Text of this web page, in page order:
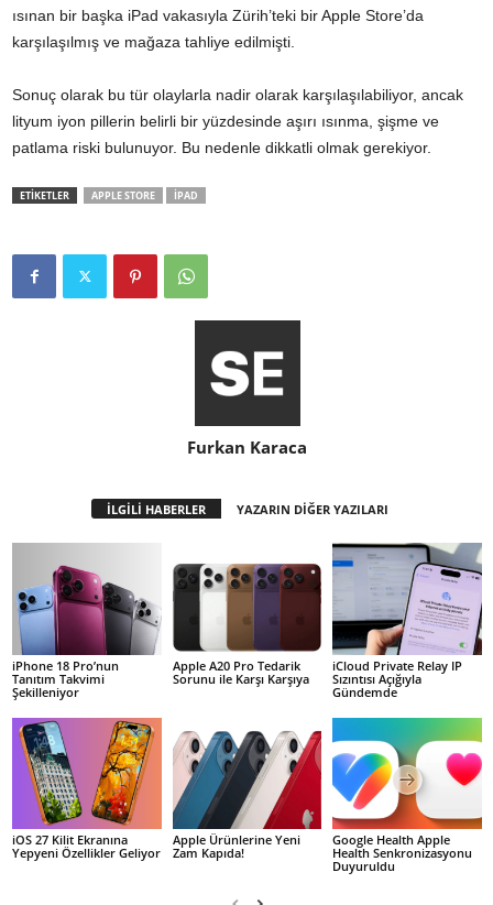
ısınan bir başka iPad vakasıyla Zürih’teki bir Apple Store’da
karşılaşılmış ve mağaza tahliye edilmişti.
Sonuç olarak bu tür olaylarla nadir olarak karşılaşılabiliyor, ancak
lityum iyon pillerin belirli bir yüzdesinde aşırı ısınma, şişme ve
patlama riski bulunuyor. Bu nedenle dikkatli olmak gerekiyor.
ETİKETLER APPLE STORE IPAD
Furkan Karaca
İLGİLİ HABERLER YAZARIN DİĞER YAZILARI
iPhone 18 Pro’nun
Tanıtım Takvimi
Şekilleniyor
Apple A20 Pro Tedarik
Sorunu ile Karşı Karşıya
iCloud Private Relay IP
Sızıntısı Açığıyla
Gündemde
iOS 27 Kilit Ekranına
Yepyeni Özellikler Geliyor
Apple Ürünlerine Yeni
Zam Kapıda!
Google Health Apple
Health Senkronizasyonu
Duyuruldu